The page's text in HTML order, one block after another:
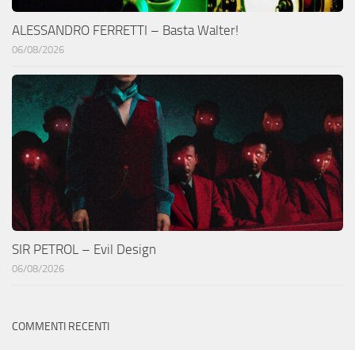
ALESSANDRO FERRETTI – Basta Walter!
06/08/2026
SIR PETROL – Evil Design
06/08/2026
COMMENTI RECENTI